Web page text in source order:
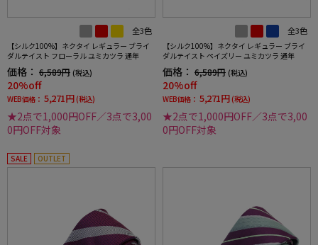
全3色
【シルク100%】ネクタイ レギュラー ブライ
ダルテイスト フローラル ユミカツラ 通年
価格： 6,589円 (税込)
20%off
WEB価格： 5,271円 (税込)
★2点で1,000円OFF／3点で3,00
0円OFF対象
全3色
【シルク100%】ネクタイ レギュラー ブライ
ダルテイスト ペイズリー ユミカツラ 通年
価格： 6,589円 (税込)
20%off
WEB価格： 5,271円 (税込)
★2点で1,000円OFF／3点で3,00
0円OFF対象
SALE OUTLET